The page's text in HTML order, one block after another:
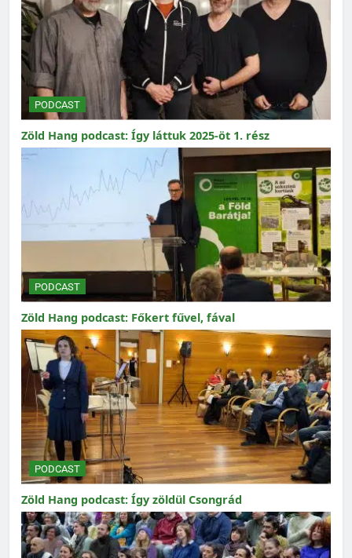
PODCAST
Zöld Hang podcast: Így láttuk 2025-öt 1. rész
PODCAST
Zöld Hang podcast: Főkert fűvel, fával
PODCAST
Zöld Hang podcast: Így zöldül Csongrád